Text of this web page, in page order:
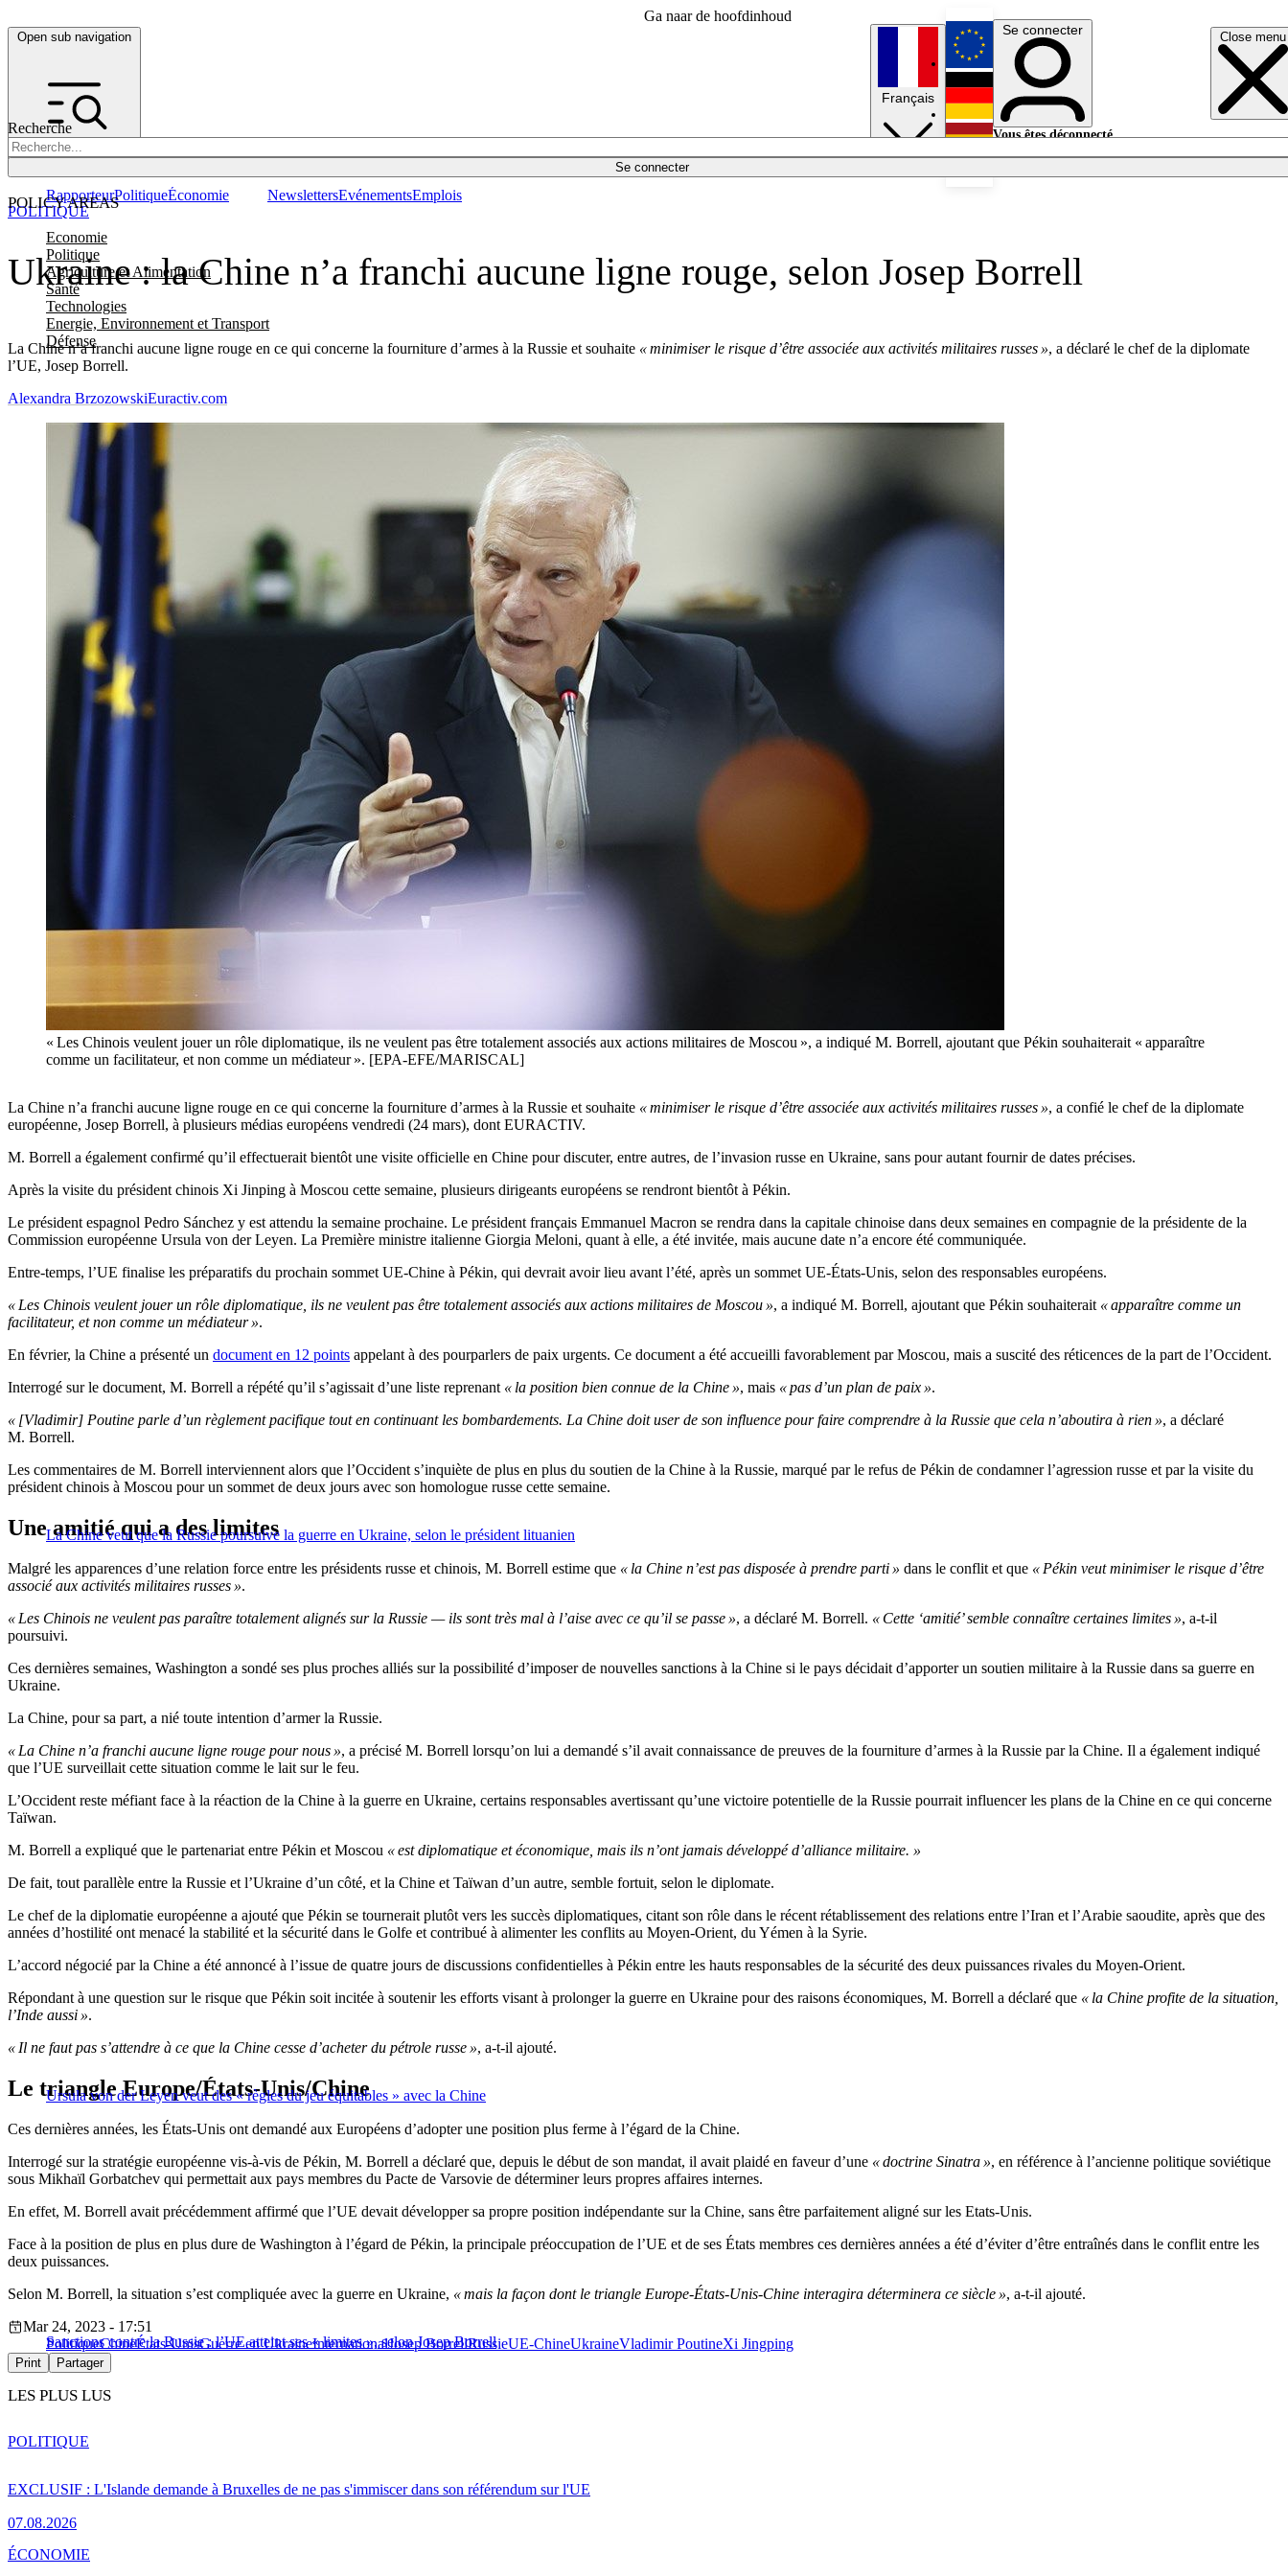
Ga naar de hoofdinhoud
Open sub navigation Close menu
Recherche
Se connecter
POLICY AREAS
Economie
Politique
Agriculture et Alimentation
Santé
Technologies
Energie, Environnement et Transport
Défense
RapporteurPolitiqueÉconomie NewslettersEvénementsEmplois
Français
English
Deutsch
Se connecter
Vous êtes déconnecté.
Ukraine : la Chine n’a franchi aucune ligne rouge, selon Josep Borrell
La Chine n’a franchi aucune ligne rouge en ce qui concerne la fourniture d’armes à la Russie et souhaite « minimiser le risque d’être associée aux activités militaires russes », a déclaré le chef de la diplomate
l’UE, Josep Borrell.
POLITIQUE
Alexandra BrzozowskiEuractiv.com
« Les Chinois veulent jouer un rôle diplomatique, ils ne veulent pas être totalement associés aux actions militaires de Moscou », a indiqué M. Borrell, ajoutant que Pékin souhaiterait « apparaître
comme un facilitateur, et non comme un médiateur ». [EPA-EFE/MARISCAL]
La Chine n’a franchi aucune ligne rouge en ce qui concerne la fourniture d’armes à la Russie et souhaite « minimiser le risque d’être associée aux activités militaires russes », a confié le chef de la diplomate
européenne, Josep Borrell, à plusieurs médias européens vendredi (24 mars), dont EURACTIV.
M. Borrell a également confirmé qu’il effectuerait bientôt une visite officielle en Chine pour discuter, entre autres, de l’invasion russe en Ukraine, sans pour autant fournir de dates précises.
Après la visite du président chinois Xi Jinping à Moscou cette semaine, plusieurs dirigeants européens se rendront bientôt à Pékin.
Le président espagnol Pedro Sánchez y est attendu la semaine prochaine. Le président français Emmanuel Macron se rendra dans la capitale chinoise dans deux semaines en compagnie de la présidente de la
Commission européenne Ursula von der Leyen. La Première ministre italienne Giorgia Meloni, quant à elle, a été invitée, mais aucune date n’a encore été communiquée.
Entre-temps, l’UE finalise les préparatifs du prochain sommet UE-Chine à Pékin, qui devrait avoir lieu avant l’été, après un sommet UE-États-Unis, selon des responsables européens.
« Les Chinois veulent jouer un rôle diplomatique, ils ne veulent pas être totalement associés aux actions militaires de Moscou », a indiqué M. Borrell, ajoutant que Pékin souhaiterait « apparaître comme un
facilitateur, et non comme un médiateur ».
En février, la Chine a présenté un document en 12 points appelant à des pourparlers de paix urgents. Ce document a été accueilli favorablement par Moscou, mais a suscité des réticences de la part de l’Occident.
Interrogé sur le document, M. Borrell a répété qu’il s’agissait d’une liste reprenant « la position bien connue de la Chine », mais « pas d’un plan de paix ».
« [Vladimir] Poutine parle d’un règlement pacifique tout en continuant les bombardements. La Chine doit user de son influence pour faire comprendre à la Russie que cela n’aboutira à rien », a déclaré
M. Borrell.
Les commentaires de M. Borrell interviennent alors que l’Occident s’inquiète de plus en plus du soutien de la Chine à la Russie, marqué par le refus de Pékin de condamner l’agression russe et par la visite du
président chinois à Moscou pour un sommet de deux jours avec son homologue russe cette semaine.
La Chine veut que la Russie poursuive la guerre en Ukraine, selon le président lituanien
Une amitié qui a des limites
Malgré les apparences d’une relation force entre les présidents russe et chinois, M. Borrell estime que « la Chine n’est pas disposée à prendre parti » dans le conflit et que « Pékin veut minimiser le risque d’être
associé aux activités militaires russes ».
« Les Chinois ne veulent pas paraître totalement alignés sur la Russie — ils sont très mal à l’aise avec ce qu’il se passe », a déclaré M. Borrell. « Cette ‘amitié’ semble connaître certaines limites », a-t-il
poursuivi.
Ces dernières semaines, Washington a sondé ses plus proches alliés sur la possibilité d’imposer de nouvelles sanctions à la Chine si le pays décidait d’apporter un soutien militaire à la Russie dans sa guerre en
Ukraine.
La Chine, pour sa part, a nié toute intention d’armer la Russie.
« La Chine n’a franchi aucune ligne rouge pour nous », a précisé M. Borrell lorsqu’on lui a demandé s’il avait connaissance de preuves de la fourniture d’armes à la Russie par la Chine. Il a également indiqué
que l’UE surveillait cette situation comme le lait sur le feu.
L’Occident reste méfiant face à la réaction de la Chine à la guerre en Ukraine, certains responsables avertissant qu’une victoire potentielle de la Russie pourrait influencer les plans de la Chine en ce qui concerne
Taïwan.
M. Borrell a expliqué que le partenariat entre Pékin et Moscou « est diplomatique et économique, mais ils n’ont jamais développé d’alliance militaire. »
De fait, tout parallèle entre la Russie et l’Ukraine d’un côté, et la Chine et Taïwan d’un autre, semble fortuit, selon le diplomate.
Le chef de la diplomatie européenne a ajouté que Pékin se tournerait plutôt vers les succès diplomatiques, citant son rôle dans le récent rétablissement des relations entre l’Iran et l’Arabie saoudite, après que des
années d’hostilité ont menacé la stabilité et la sécurité dans le Golfe et contribué à alimenter les conflits au Moyen-Orient, du Yémen à la Syrie.
L’accord négocié par la Chine a été annoncé à l’issue de quatre jours de discussions confidentielles à Pékin entre les hauts responsables de la sécurité des deux puissances rivales du Moyen-Orient.
Répondant à une question sur le risque que Pékin soit incitée à soutenir les efforts visant à prolonger la guerre en Ukraine pour des raisons économiques, M. Borrell a déclaré que « la Chine profite de la situation,
l’Inde aussi ».
« Il ne faut pas s’attendre à ce que la Chine cesse d’acheter du pétrole russe », a-t-il ajouté.
Ursula von der Leyen veut des « règles du jeu équitables » avec la Chine
Le triangle Europe/États-Unis/Chine
Ces dernières années, les États-Unis ont demandé aux Européens d’adopter une position plus ferme à l’égard de la Chine.
Interrogé sur la stratégie européenne vis-à-vis de Pékin, M. Borrell a déclaré que, depuis le début de son mandat, il avait plaidé en faveur d’une « doctrine Sinatra », en référence à l’ancienne politique soviétique
sous Mikhaïl Gorbatchev qui permettait aux pays membres du Pacte de Varsovie de déterminer leurs propres affaires internes.
En effet, M. Borrell avait précédemment affirmé que l’UE devait développer sa propre position indépendante sur la Chine, sans être parfaitement aligné sur les Etats-Unis.
Face à la position de plus en plus dure de Washington à l’égard de Pékin, la principale préoccupation de l’UE et de ses États membres ces dernières années a été d’éviter d’être entraînés dans le conflit entre les
deux puissances.
Selon M. Borrell, la situation s’est compliquée avec la guerre en Ukraine, « mais la façon dont le triangle Europe-États-Unis-Chine interagira déterminera ce siècle », a-t-il ajouté.
Sanctions contre la Russie : l’UE atteint ses « limites », selon Josep Borrell
Mar 24, 2023 - 17:51
PolitiqueChineÉtats-UnisGuerre en UkraineInternationalJosep BorrellRussieUE-ChineUkraineVladimir PoutineXi Jingping
Print Partager
LES PLUS LUS
EXCLUSIF : L'Islande demande à Bruxelles de ne pas s'immiscer dans son référendum sur l'UE
07.08.2026
POLITIQUE
ÉCONOMIE